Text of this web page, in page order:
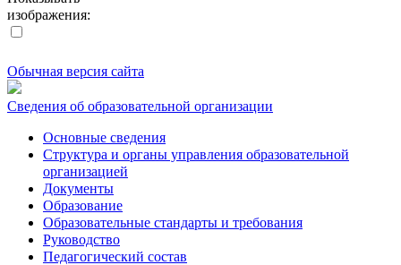
изображения:
Обычная версия сайта
Сведения об образовательной организации
Основные сведения
Структура и органы управления образовательной
организацией
Документы
Образование
Образовательные стандарты и требования
Руководство
Педагогический состав